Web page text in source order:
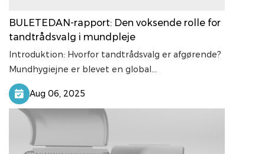
BULETEDAN-rapport: Den voksende rolle for
tandtrådsvalg i mundpleje
Introduktion: Hvorfor tandtrådsvalg er afgørende?
Mundhygiejne er blevet en global...
Aug 06, 2025